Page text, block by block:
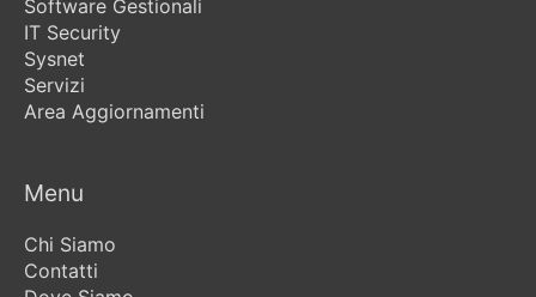
Software Gestionali
IT Security
Sysnet
Servizi
Area Aggiornamenti
Menu
Chi Siamo
Contatti